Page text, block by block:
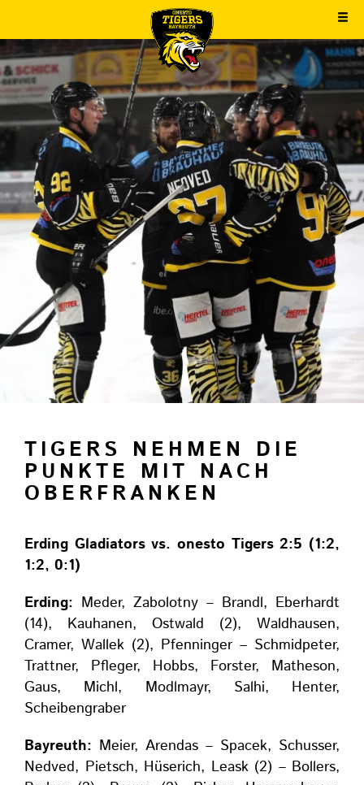
TIGERS NEHMEN DIE
PUNKTE MIT NACH
OBERFRANKEN
Erding Gladiators vs. onesto Tigers 2:5 (1:2,
1:2, 0:1)
Erding: Meder, Zabolotny – Brandl, Eberhardt
(14), Kauhanen, Ostwald (2), Waldhausen,
Cramer, Wallek (2), Pfenninger – Schmidpeter,
Trattner, Pfleger, Hobbs, Forster, Matheson,
Gaus, Michl, Modlmayr, Salhi, Henter,
Scheibengraber
Bayreuth: Meier, Arendas – Spacek, Schusser,
Nedved, Pietsch, Hüserich, Leask (2) – Bollers,